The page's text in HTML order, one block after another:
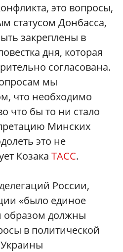
это вопросы,
статусом Донбасса,
закреплены в
дня, которая
согласована.
мы
что необходимо
что бы то ни стало
Минских
это не
Козака ТАСС.
России,
«было единое
образом должны
в политической